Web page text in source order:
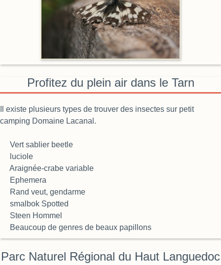
Profitez du plein air dans le Tarn
Il existe plusieurs types de trouver des insectes sur petit
camping Domaine Lacanal.
Vert sablier beetle
luciole
Araignée-crabe variable
Ephemera
Rand veut, gendarme
smalbok Spotted
Steen Hommel
Beaucoup de genres de beaux papillons
Parc Naturel Régional du Haut Languedoc